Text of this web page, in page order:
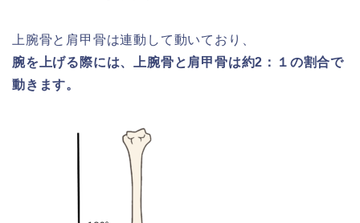
上腕骨と肩甲骨は連動して動いており、
腕を上げる際には、上腕骨と肩甲骨は約2：１の割合で
動きます。